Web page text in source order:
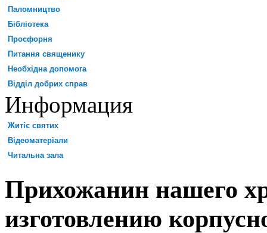
Паломництво
Бібліотека
Просфорня
Питання священику
Необхідна допомога
Відділ добрих справ
Информация
Житіє святих
Відеоматеріали
Читальна зала
Прихожанин нашего
изготовлению